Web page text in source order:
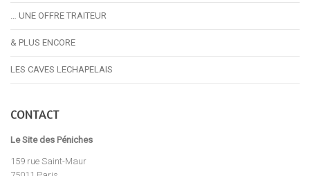
… UNE OFFRE TRAITEUR
& PLUS ENCORE
LES CAVES LECHAPELAIS
CONTACT
Le Site des Péniches
159 rue Saint-Maur